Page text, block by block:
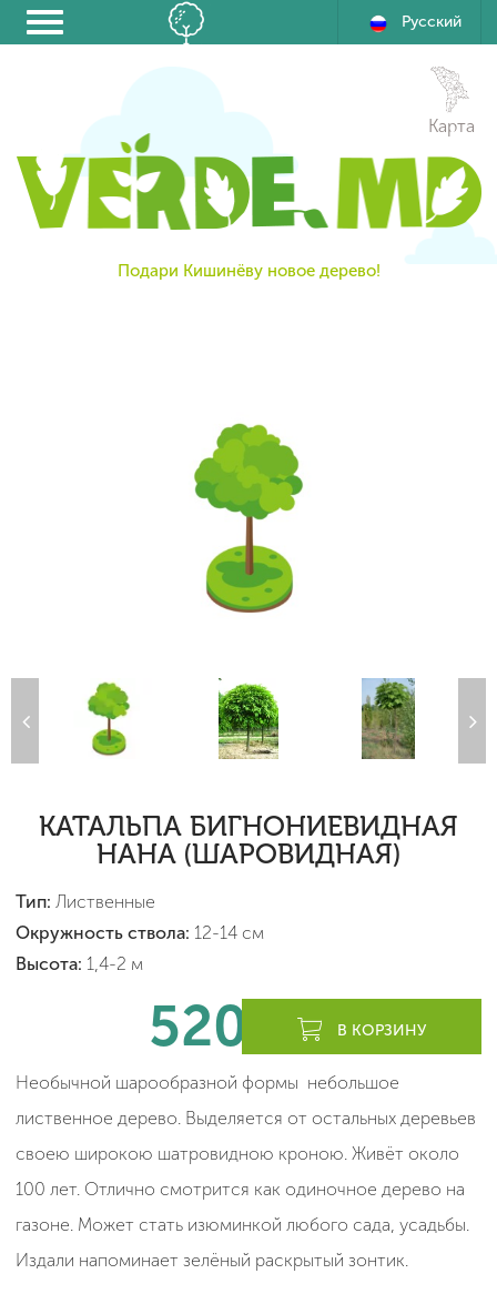
Русский
Подари Кишинёву новое дерево!
Карта
КАТАЛЬПА БИГНОНИЕВИДНАЯ
НАНА (ШАРОВИДНАЯ)
Тип: Лиственные
Окружность ствола: 12-14 см
Высота: 1,4-2 м
520 леевВ КОРЗИНУ
Необычной шарообразной формы небольшое
лиственное дерево. Выделяется от остальных деревьев
своею широкою шатровидною кроною. Живёт около
100 лет. Отлично смотрится как одиночное дерево на
газоне. Может стать изюминкой любого сада, усадьбы.
Издали напоминает зелёный раскрытый зонтик.